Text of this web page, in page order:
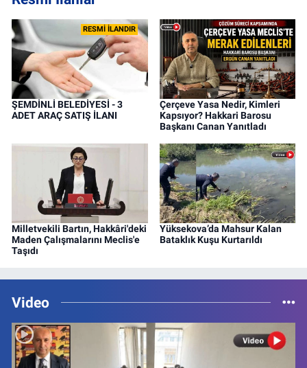
RESMİ İLANDIR
ŞEMDİNLİ BELEDİYESİ - 3
ADET ARAÇ SATIŞ İLANI
Çerçeve Yasa Nedir, Kimleri
Kapsıyor? Hakkari Barosu
Başkanı Canan Yanıtladı
Milletvekili Bartın, Hakkâri'deki
Maden Çalışmalarını Meclis'e
Taşıdı
Yüksekova’da Mahsur Kalan
Bataklık Kuşu Kurtarıldı
Video